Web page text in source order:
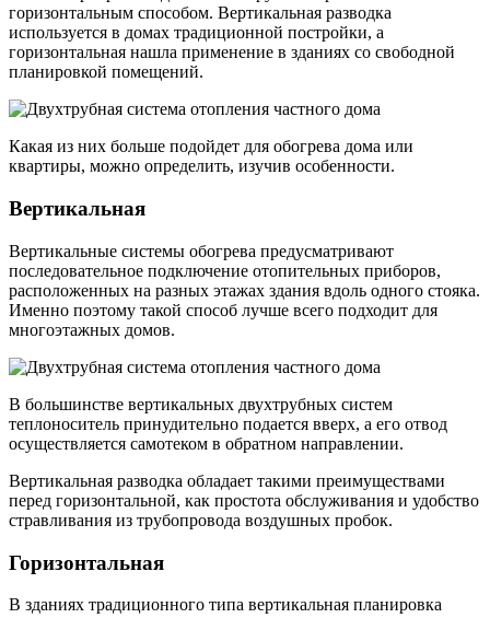
горизонтальным способом. Вертикальная разводка
используется в домах традиционной постройки, а
горизонтальная нашла применение в зданиях со свободной
планировкой помещений.
Какая из них больше подойдет для обогрева дома или
квартиры, можно определить, изучив особенности.
Вертикальная
Вертикальные системы обогрева предусматривают
последовательное подключение отопительных приборов,
расположенных на разных этажах здания вдоль одного стояка.
Именно поэтому такой способ лучше всего подходит для
многоэтажных домов.
В большинстве вертикальных двухтрубных систем
теплоноситель принудительно подается вверх, а его отвод
осуществляется самотеком в обратном направлении.
Вертикальная разводка обладает такими преимуществами
перед горизонтальной, как простота обслуживания и удобство
стравливания из трубопровода воздушных пробок.
Горизонтальная
В зданиях традиционного типа вертикальная планировка